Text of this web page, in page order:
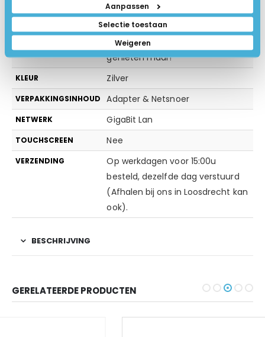
Aanpassen
Selectie toestaan
Weigeren
INSTALLATIE
Deze Windows laptop is direct
klaar voor gebruik, even
aanmelden op uw WiFi Netwerk en
genieten maar!
KLEUR Zilver
VERPAKKINGSINHOUD Adapter & Netsnoer
NETWERK GigaBit Lan
TOUCHSCREEN Nee
VERZENDING
Op werkdagen voor 15:00u
besteld, dezelfde dag verstuurd
(Afhalen bij ons in Loosdrecht kan
ook).
BESCHRIJVING
GERELATEERDE PRODUCTEN